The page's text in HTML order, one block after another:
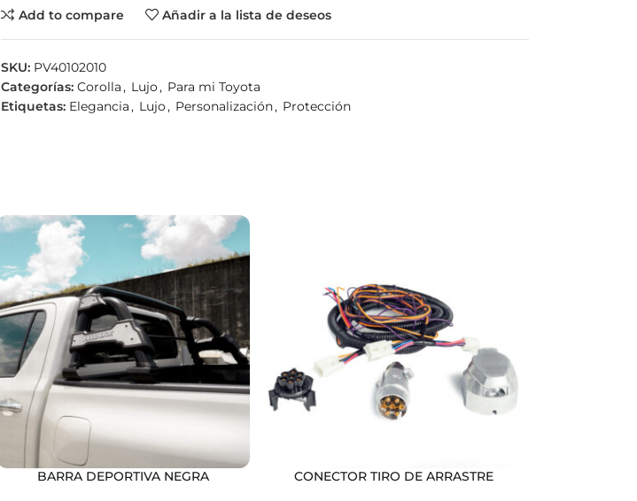
Add to compare
Añadir a la lista de deseos
SKU: PV40102010
Categorías: Corolla, Lujo, Para mi Toyota
Etiquetas: Elegancia, Lujo, Personalización, Protección
BARRA DEPORTIVA NEGRA CONECTOR TIRO DE ARRASTRE